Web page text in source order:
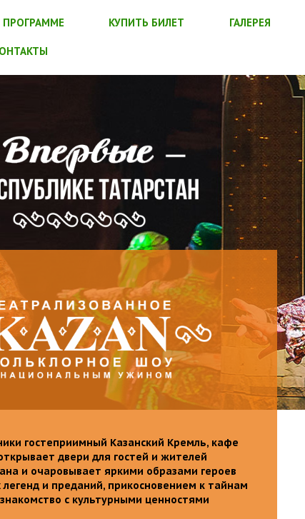
ПРОГРАММЕ КУПИТЬ БИЛЕТ ГАЛЕРЕЯ
гостеприимный Казанский Кремль, кафе
двери для гостей и жителей
и очаровывает яркими образами героев
и преданий, прикосновением к тайнам
с культурными ценностями